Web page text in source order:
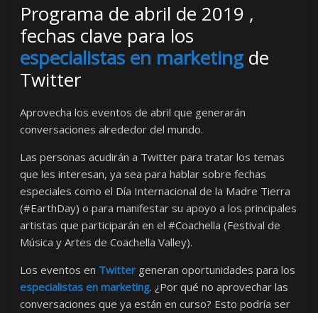
Programa de abril de 2019 ,
fechas clave para los
especialistas en marketingde
Twitter
Aprovecha los eventos de abril que generarán
conversaciones alrededor del mundo.
Las personas acudirán a Twitter para tratar los temas
que les interesan, ya sea para hablar sobre fechas
especiales como el Día Internacional de la Madre Tierra
(#EarthDay) o para manifestar su apoyo a los principales
artistas que participarán en el #Coachella (Festival de
Música y Artes de Coachella Valley).
Los eventos en Twitter generan oportunidades para los
especialistas en marketing. ¿Por qué no aprovechar las
conversaciones que ya están en curso? Esto podría ser